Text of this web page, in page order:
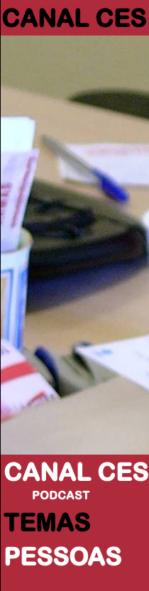
CANAL CES
CANAL CES
PODCAST
TEMAS
PESSOAS